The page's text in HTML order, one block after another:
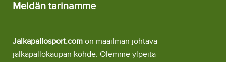
Meidän tarinamme
Jalkapallosport.com on maailman johtava
jalkapallokaupan kohde. Olemme ylpeitä